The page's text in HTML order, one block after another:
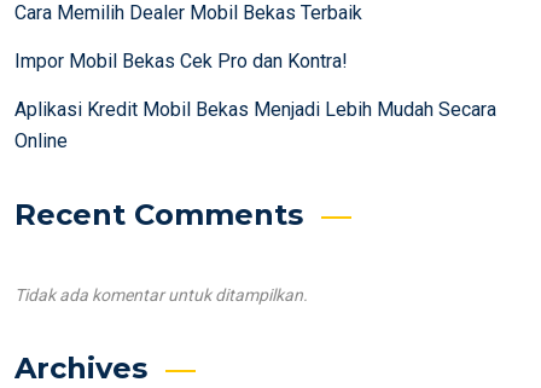
Cara Memilih Dealer Mobil Bekas Terbaik
Impor Mobil Bekas Cek Pro dan Kontra!
Aplikasi Kredit Mobil Bekas Menjadi Lebih Mudah Secara
Online
Recent Comments
Tidak ada komentar untuk ditampilkan.
Archives